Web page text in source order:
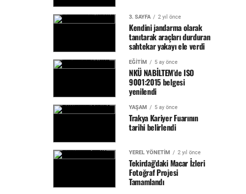
3. SAYFA 2 yıl önce
Kendini jandarma olarak
tanıtarak araçları durduran
sahtekar yakayı ele verdi
EĞİTİM 5 ay önce
NKÜ NABİLTEM’de ISO
9001:2015 belgesi
yenilendi
YAŞAM 5 ay önce
Trakya Kariyer Fuarının
tarihi belirlendi
YEREL YÖNETİM 2 yıl önce
Tekirdağ'daki Macar İzleri
Fotoğraf Projesi
Tamamlandı